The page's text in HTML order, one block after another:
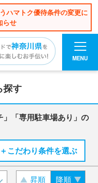
ハマトク優待条件の変更に
らせ
MENU
探す
」「専用駐車場あり」の
＋こだわり条件を選ぶ
昇順 降順